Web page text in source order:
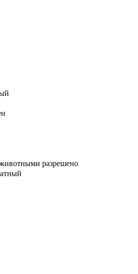
разрешено